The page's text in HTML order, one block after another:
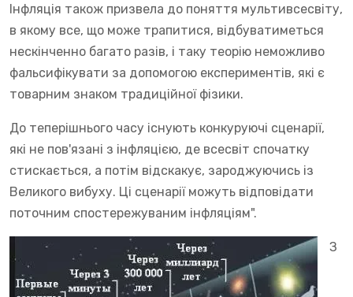
Інфляція також призвела до поняття мультивсесвіту,
в якому все, що може трапитися, відбуватиметься
нескінченно багато разів, і таку теорію неможливо
фальсифікувати за допомогою експериментів, які є
товарним знаком традиційної фізики.
До теперішнього часу існують конкуруючі сценарії,
які не пов'язані з інфляцією, де всесвіт спочатку
стискається, а потім відскакує, зароджуючись із
Великого вибуху. Ці сценарії можуть відповідати
поточним спостережуваним інфляціям".
З